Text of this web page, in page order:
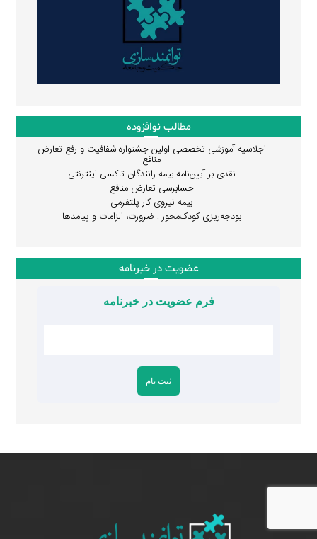
مطالب نوافزوده
اجلاسیه آموزشی تخصصی اولین جشنواره شفافیت و رفع تعارض
منافع
نقدی بر آیین‌نامه بیمه رانندگان تاکسی اینترنتی
حسابرسی تعارض منافع
بیمه نیروی کار پلتفرمی
بودجه‌ریزی کودک‌محور : ضرورت، الزامات و پیامدها
عضویت در خبرنامه
فرم عضویت در خبرنامه